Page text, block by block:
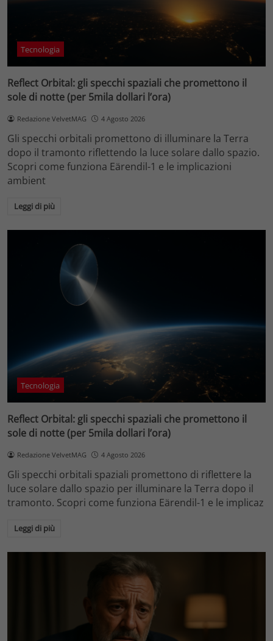
Tecnologia
Reflect Orbital: gli specchi spaziali che promettono il
sole di notte (per 5mila dollari l’ora)
Redazione VelvetMAG 4 Agosto 2026
Gli specchi orbitali promettono di illuminare la Terra
dopo il tramonto riflettendo la luce solare dallo spazio.
Scopri come funziona Eärendil-1 e le implicazioni
ambient
Leggi di più
Tecnologia
Reflect Orbital: gli specchi spaziali che promettono il
sole di notte (per 5mila dollari l’ora)
Redazione VelvetMAG 4 Agosto 2026
Gli specchi orbitali spaziali promettono di riflettere la
luce solare dallo spazio per illuminare la Terra dopo il
tramonto. Scopri come funziona Eärendil-1 e le implicaz
Leggi di più